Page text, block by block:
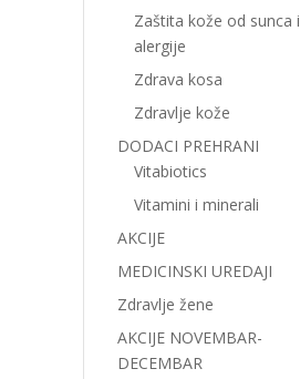
Zaštita kože od sunca i
alergije
Zdrava kosa
Zdravlje kože
DODACI PREHRANI
Vitabiotics
Vitamini i minerali
AKCIJE
MEDICINSKI UREDAJI
Zdravlje žene
AKCIJE NOVEMBAR-
DECEMBAR